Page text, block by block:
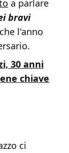
a parlare
bravi
l'anno
30 anni
chiave
ci